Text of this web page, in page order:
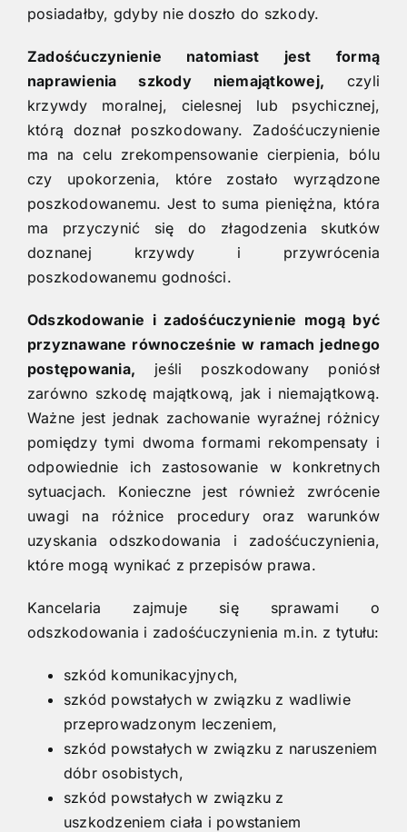
posiadałby, gdyby nie doszło do szkody.
Zadośćuczynienie natomiast jest formą
naprawienia szkody niemajątkowej, czyli
krzywdy moralnej, cielesnej lub psychicznej,
którą doznał poszkodowany. Zadośćuczynienie
ma na celu zrekompensowanie cierpienia, bólu
czy upokorzenia, które zostało wyrządzone
poszkodowanemu. Jest to suma pieniężna, która
ma przyczynić się do złagodzenia skutków
doznanej krzywdy i przywrócenia
poszkodowanemu godności.
Odszkodowanie i zadośćuczynienie mogą być
przyznawane równocześnie w ramach jednego
postępowania, jeśli poszkodowany poniósł
zarówno szkodę majątkową, jak i niemajątkową.
Ważne jest jednak zachowanie wyraźnej różnicy
pomiędzy tymi dwoma formami rekompensaty i
odpowiednie ich zastosowanie w konkretnych
sytuacjach. Konieczne jest również zwrócenie
uwagi na różnice procedury oraz warunków
uzyskania odszkodowania i zadośćuczynienia,
które mogą wynikać z przepisów prawa.
Kancelaria zajmuje się sprawami o
odszkodowania i zadośćuczynienia m.in. z tytułu:
szkód komunikacyjnych,
szkód powstałych w związku z wadliwie
przeprowadzonym leczeniem,
szkód powstałych w związku z naruszeniem
dóbr osobistych,
szkód powstałych w związku z
uszkodzeniem ciała i powstaniem